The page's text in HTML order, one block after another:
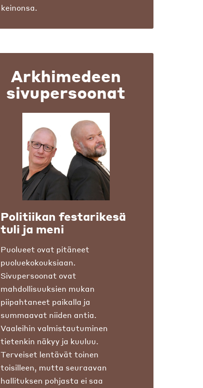
keinonsa.
Arkhimedeen
sivupersoonat
Politiikan festarikesä
tuli ja meni
Puolueet ovat pitäneet
puoluekokouksiaan.
Sivupersoonat ovat
mahdollisuuksien mukan
piipahtaneet paikalla ja
summaavat niiden antia.
Vaaleihin valmistautuminen
tietenkin näkyy ja kuuluu.
Terveiset lentävät toinen
toisilleen, mutta seuraavan
hallituksen pohjasta ei saa